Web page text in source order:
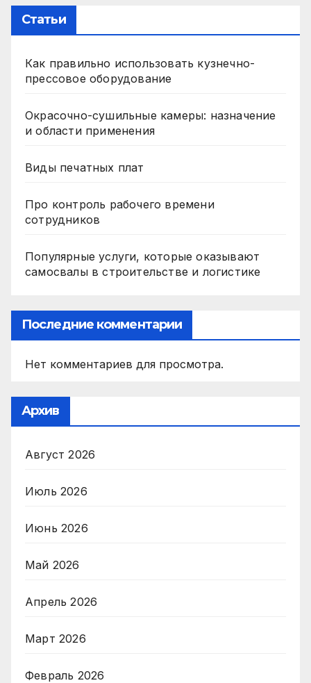
Статьи
Как правильно использовать кузнечно-
прессовое оборудование
Окрасочно-сушильные камеры: назначение
и области применения
Виды печатных плат
Про контроль рабочего времени
сотрудников
Популярные услуги, которые оказывают
самосвалы в строительстве и логистике
Последние комментарии
Нет комментариев для просмотра.
Архив
Август 2026
Июль 2026
Июнь 2026
Май 2026
Апрель 2026
Март 2026
Февраль 2026